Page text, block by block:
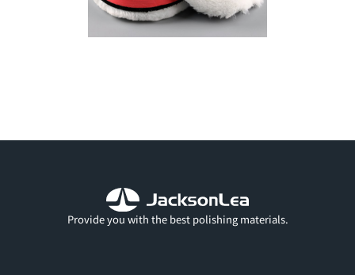
Provide you with the best polishing materials.